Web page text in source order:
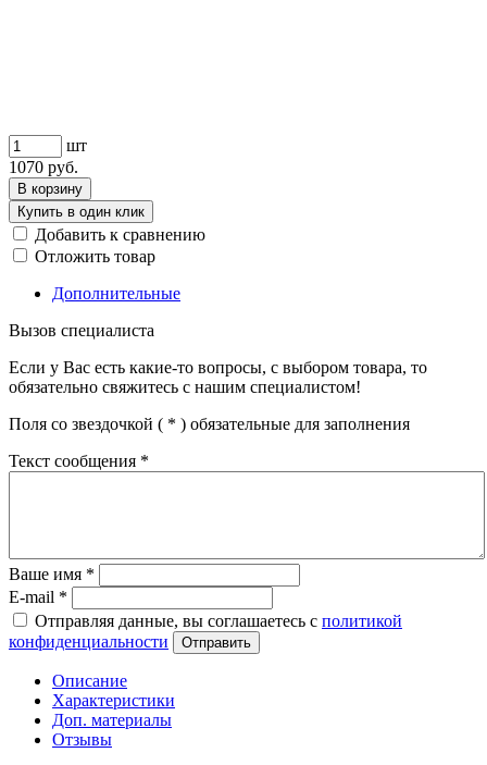
шт
1070 руб.
В корзину
Купить в один клик
Добавить к сравнению
Отложить товар
Дополнительные
Вызов специалиста
Если у Вас есть какие-то вопросы, с выбором товара, то
обязательно свяжитесь с нашим специалистом!
Поля со звездочкой ( * ) обязательные для заполнения
Текст сообщения *
Ваше имя *
E-mail *
Отправляя данные, вы соглашаетесь с политикой
конфиденциальности
Отправить
Описание
Характеристики
Доп. материалы
Отзывы